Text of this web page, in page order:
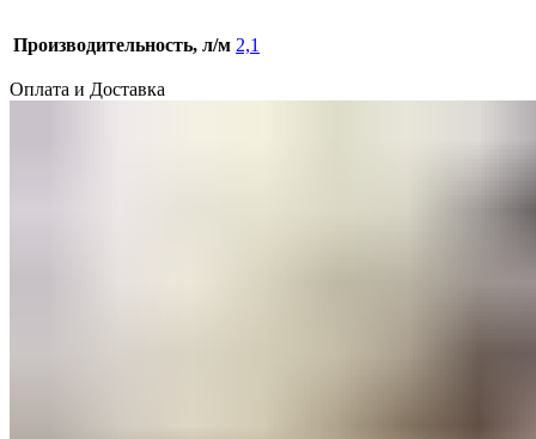
Производительность, л/м 2,1
Оплата и Доставка